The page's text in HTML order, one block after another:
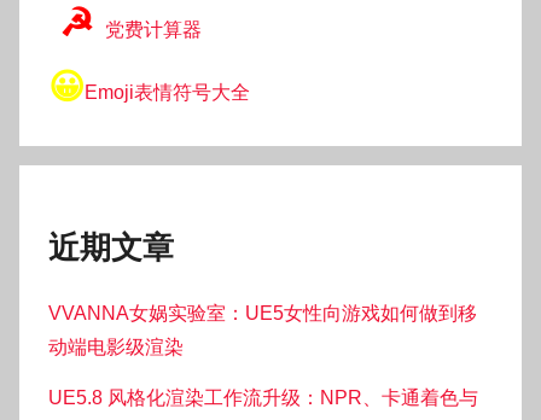
☭ 党费计算器
😀Emoji表情符号大全
近期文章
VVANNA女娲实验室：UE5女性向游戏如何做到移
动端电影级渲染
UE5.8 风格化渲染工作流升级：NPR、卡通着色与